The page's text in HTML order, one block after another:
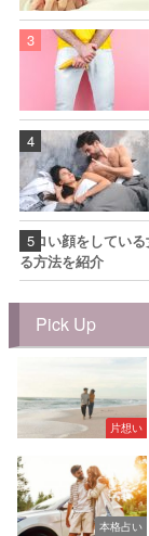
エロい顔をしてい
る方法を紹介
Pick Up
片想い
本格占い